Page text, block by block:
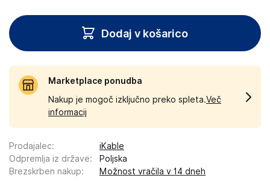
Dodaj v košarico
Marketplace ponudba
Nakup je mogoč izključno preko spleta.Več
informacij
Prodajalec:
iKable
Odpremlja iz države:
Poljska
Brezskrben nakup: Možnost vračila v 14 dneh